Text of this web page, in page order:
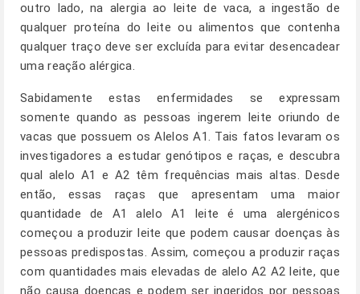
outro lado, na alergia ao leite de vaca, a ingestão de
qualquer proteína do leite ou alimentos que contenha
qualquer traço deve ser excluída para evitar desencadear
uma reação alérgica.
Sabidamente estas enfermidades se expressam
somente quando as pessoas ingerem leite oriundo de
vacas que possuem os Alelos A1. Tais fatos levaram os
investigadores a estudar genótipos e raças, e descubra
qual alelo A1 e A2 têm frequências mais altas. Desde
então, essas raças que apresentam uma maior
quantidade de A1 alelo A1 leite é uma alergénicos
começou a produzir leite que podem causar doenças às
pessoas predispostas. Assim, começou a produzir raças
com quantidades mais elevadas de alelo A2 A2 leite, que
não causa doenças e podem ser ingeridos por pessoas